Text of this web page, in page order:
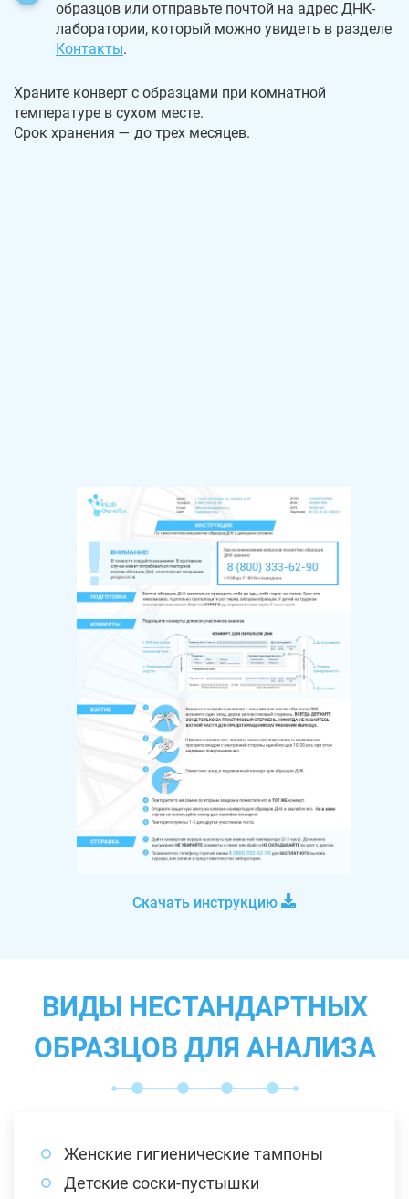
образцов или отправьте почтой на адрес ДНК-
лаборатории, который можно увидеть в разделе
Контакты.
Храните конверт с образцами при комнатной
температуре в сухом месте.
Срок хранения — до трех месяцев.
Скачать инструкцию
ВИДЫ НЕСТАНДАРТНЫХ
ОБРАЗЦОВ ДЛЯ АНАЛИЗА
Женские гигиенические тампоны
Детские соски-пустышки